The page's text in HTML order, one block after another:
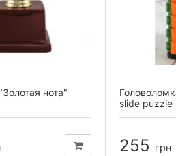
нота"
slide puzzle
255 грн